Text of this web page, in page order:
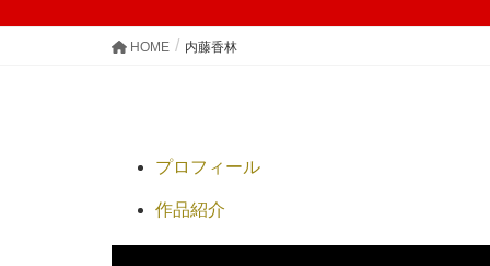
HOME 内藤香林
プロフィール
作品紹介